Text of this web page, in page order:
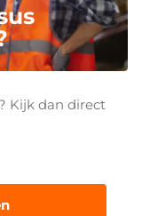
Kijk dan direct